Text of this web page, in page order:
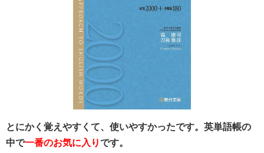
とにかく覚えやすくて、使いやすかったです。英単語帳の
中で一番のお気に入りです。